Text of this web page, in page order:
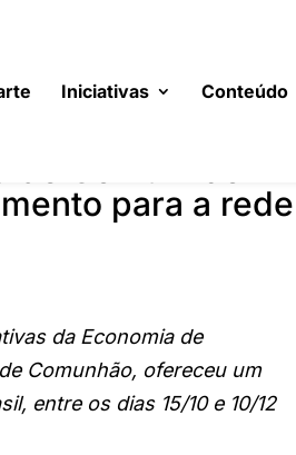
Iniciativas Conteúdo
para a rede
da Economia de
Comunhão, ofereceu um
entre os dias 15/10 e 10/12